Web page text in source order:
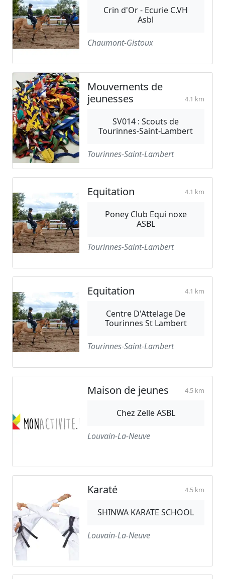
Crin d'Or - Ecurie C.VH
Asbl
Chaumont-Gistoux
Mouvements de
jeunesses
4.1 km
SV014 : Scouts de
Tourinnes-Saint-Lambert
Tourinnes-Saint-Lambert
Equitation 4.1 km
Poney Club Equi noxe
ASBL
Tourinnes-Saint-Lambert
Equitation 4.1 km
Centre D'Attelage De
Tourinnes St Lambert
Tourinnes-Saint-Lambert
Maison de jeunes 4.5 km
Chez Zelle ASBL
Louvain-La-Neuve
Karaté 4.5 km
SHINWA KARATE SCHOOL
Louvain-La-Neuve